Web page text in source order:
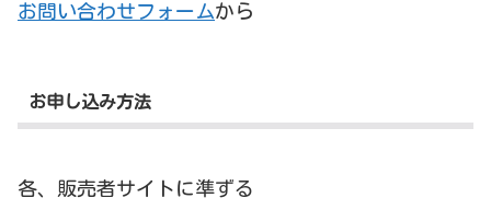
お問い合わせフォームから
お申し込み方法
各、販売者サイトに準ずる